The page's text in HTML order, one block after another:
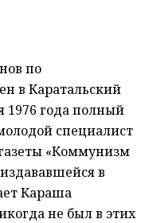
по
в Каратальский
1976 года полный
специалист
«Коммунизм
в
Караша
не был в этих